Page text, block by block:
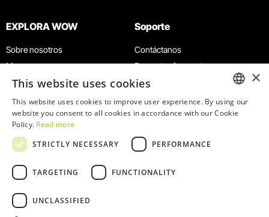
EXPLORA WOW
Sobre nosotros
Museos
Agenda
Noticias
Restaurantes
Tarjeta WOW
Grupos y eventos
Servicio educativo
Soporte
Contáctanos
Preguntas frecuentes
Términos y condiciones
Política de privacidad y cookies
Trabaja con nosotros
Libro de reclamaciones
ENGLISH
×
This website uses cookies
This website uses cookies to improve user experience. By using our
website you consent to all cookies in accordance with our Cookie
Policy. Read more
STRICTLY NECESSARY
PERFORMANCE
TARGETING FUNCTIONALITY
UNCLASSIFIED